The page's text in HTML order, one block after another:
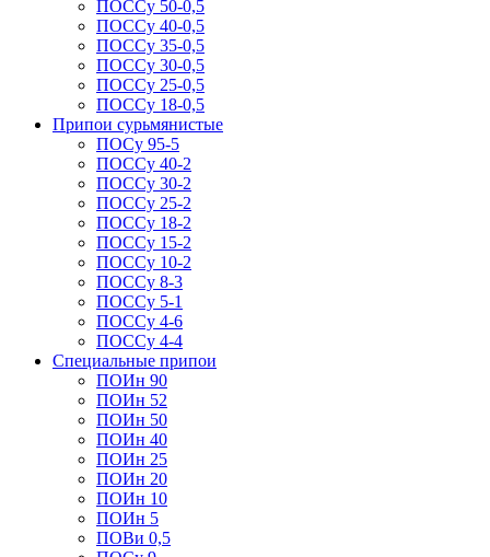
ПОССу 50-0,5
ПОССу 40-0,5
ПОССу 35-0,5
ПОССу 30-0,5
ПОССу 25-0,5
ПОССу 18-0,5
Припои сурьмянистые
ПОСу 95-5
ПОССу 40-2
ПОССу 30-2
ПОССу 25-2
ПОССу 18-2
ПОССу 15-2
ПОССу 10-2
ПОССу 8-3
ПОССу 5-1
ПОССу 4-6
ПОССу 4-4
Специальные припои
ПОИн 90
ПОИн 52
ПОИн 50
ПОИн 40
ПОИн 25
ПОИн 20
ПОИн 10
ПОИн 5
ПОВи 0,5